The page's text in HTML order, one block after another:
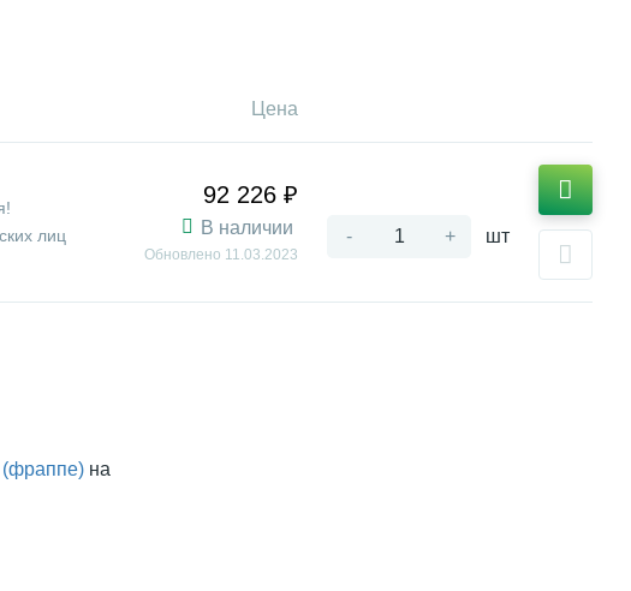
Цена
лиц
92 226 ₽
В наличии
Обновлено 11.03.2023
- + шт
(фраппе) на